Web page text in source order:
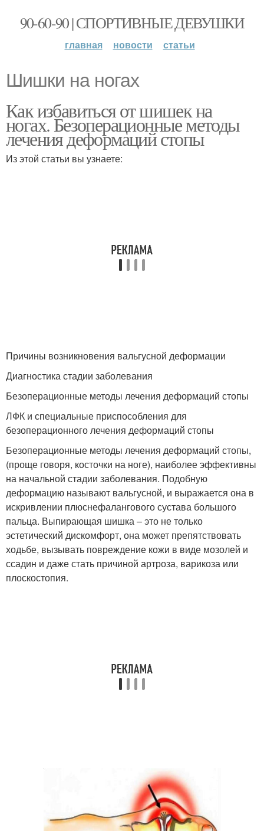
90-60-90 | СПОРТИВНЫЕ ДЕВУШКИ
главная новости статьи
Шишки на ногах
Как избавиться от шишек на
ногах. Безоперационные методы
лечения деформаций стопы
Из этой статьи вы узнаете:
Причины возникновения вальгусной деформации
Диагностика стадии заболевания
Безоперационные методы лечения деформаций стопы
ЛФК и специальные приспособления для
безоперационного лечения деформаций стопы
Безоперационные методы лечения деформаций стопы,
(проще говоря, косточки на ноге), наиболее эффективны
на начальной стадии заболевания. Подобную
деформацию называют вальгусной, и выражается она в
искривлении плюснефалангового сустава большого
пальца. Выпирающая шишка – это не только
эстетический дискомфорт, она может препятствовать
ходьбе, вызывать повреждение кожи в виде мозолей и
ссадин и даже стать причиной артроза, варикоза или
плоскостопия.